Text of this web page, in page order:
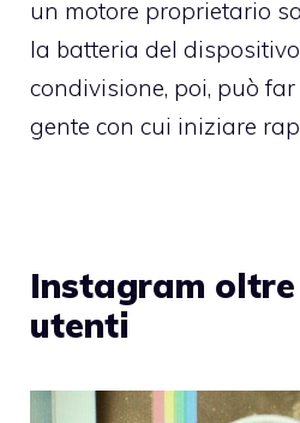
un motore proprietario
la batteria del
condivisione, poi, può
gente con cui iniziare
Instagram
utenti